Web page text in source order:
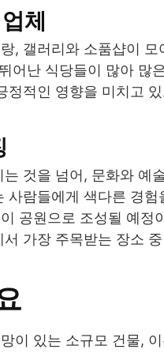
체
, 갤러리와 소품샵이
어난 식당들이 많아 많
정적인 영향을 미치고
것을 넘어, 문화와
사람들에게 색다른 경
공원으로 조성될 예
가장 주목받는 장소
이 있는 소규모 건물,